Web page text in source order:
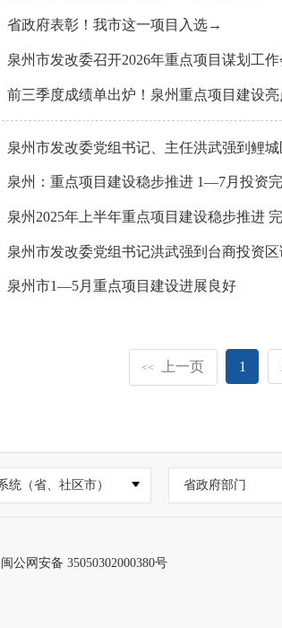
省政府表彰！我市这一项目入选→
泉州市发改委召开2026年重点项目谋划工作
前三季度成绩单出炉！泉州重点项目建设亮
泉州市发改委党组书记、主任洪武强到鲤
泉州：重点项目建设稳步推进 1—7月投资
泉州2025年上半年重点项目建设稳步推进
泉州市发改委党组书记洪武强到台商投资
泉州市1—5月重点项目建设进展良好
<< 上一页 1
统（省、社区市） 省政府部门
闽公网安备 35050302000380号